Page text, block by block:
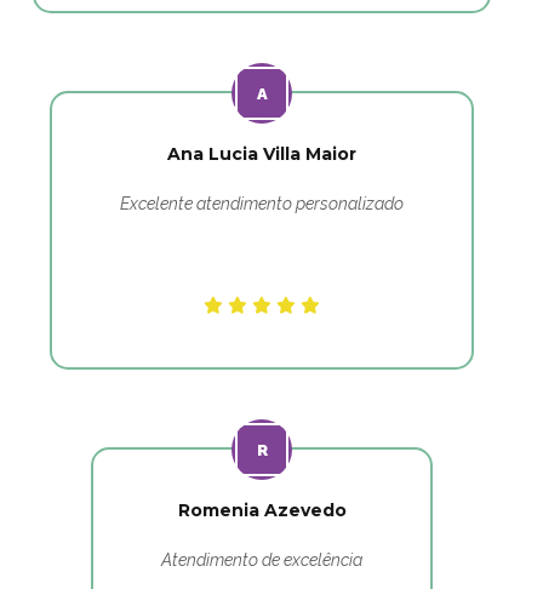
Ana Lucia Villa Maior
Excelente atendimento personalizado
Romenia Azevedo
Atendimento de excelência